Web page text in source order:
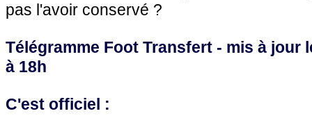
pas l'avoir conservé ?
Télégramme Foot Transfert - mis à jour
à 18h
C'est officiel :